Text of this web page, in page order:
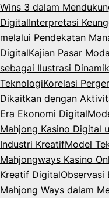
Wins 3 dalam
DigitalInterpretasi
melalui Pendekatan
DigitalKajian Pasar
sebagai Ilustrasi
TeknologiKorelasi
Dikaitkan dengan
Era Ekonomi Digital
Mahjong Kasino Digital
Industri KreatifModel
Mahjongways Kasino
Kreatif DigitalObservasi
Mahjong Ways dalam